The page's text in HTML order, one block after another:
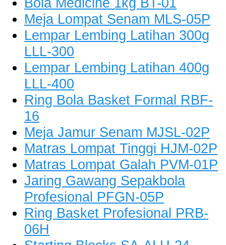
Meja Lompat Senam MLS-05P
Lempar Lembing Latihan 300g
LLL-300
Lempar Lembing Latihan 400g
LLL-400
Ring Bola Basket Formal RBF-
16
Meja Jamur Senam MJSL-02P
Matras Lompat Tinggi HJM-02P
Matras Lompat Galah PVM-01P
Jaring Gawang Sepakbola
Profesional PFGN-05P
Ring Basket Profesional PRB-
06H